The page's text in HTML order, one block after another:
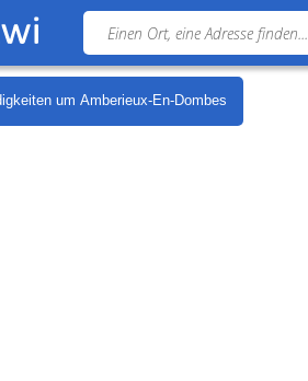
Mehr Sehenswürdigkeiten um Amberieux-En-Dombes